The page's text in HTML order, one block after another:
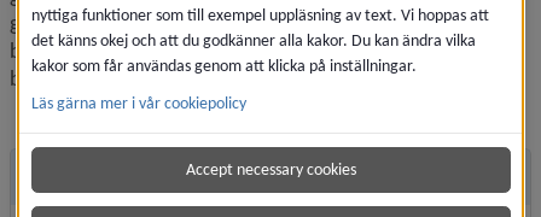
gyhtjelassh åtnah jåarhkeskuvleveeljemen jallh
barkoemaarhnan bïjre maahtah lohkeme- jïh
barkoegeajnoebïhkedæjjam gihtjedh gie dov skuvlesne.
nyttiga funktioner som till exempel uppläsning av text. Vi hoppas att
det känns okej och att du godkänner alla kakor. Du kan ändra vilka
kakor som får användas genom att klicka på inställningar.
Läs gärna mer i vår cookiepolicy
Accept necessary cookies